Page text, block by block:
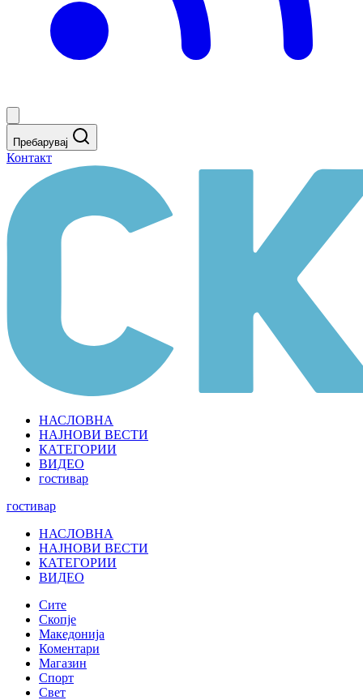
Пребарувај
Контакт
НАСЛОВНА
НАЈНОВИ ВЕСТИ
КАТЕГОРИИ
ВИДЕО
гостивар
гостивар
НАСЛОВНА
НАЈНОВИ ВЕСТИ
КАТЕГОРИИ
ВИДЕО
Сите
Скопје
Македонија
Коментари
Магазин
Спорт
Свет